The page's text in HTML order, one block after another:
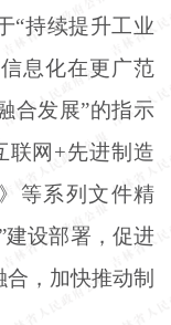
“持续提升工业
息化在更广范
合发展”的指示
联网+先进制造
等系列文件精
建设部署，促进
，加快推动制